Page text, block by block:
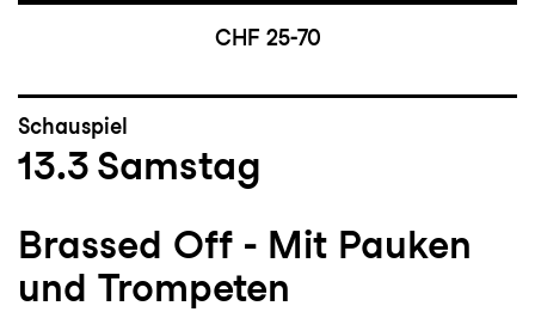
CHF 25-70
Schauspiel
13.3 Samstag
Brassed Off - Mit Pauken
und Trompeten